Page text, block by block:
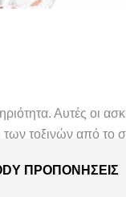
Αυτές οι
τοξινών από το
ΠΡΟΠΟΝΉΣΕΙΣ